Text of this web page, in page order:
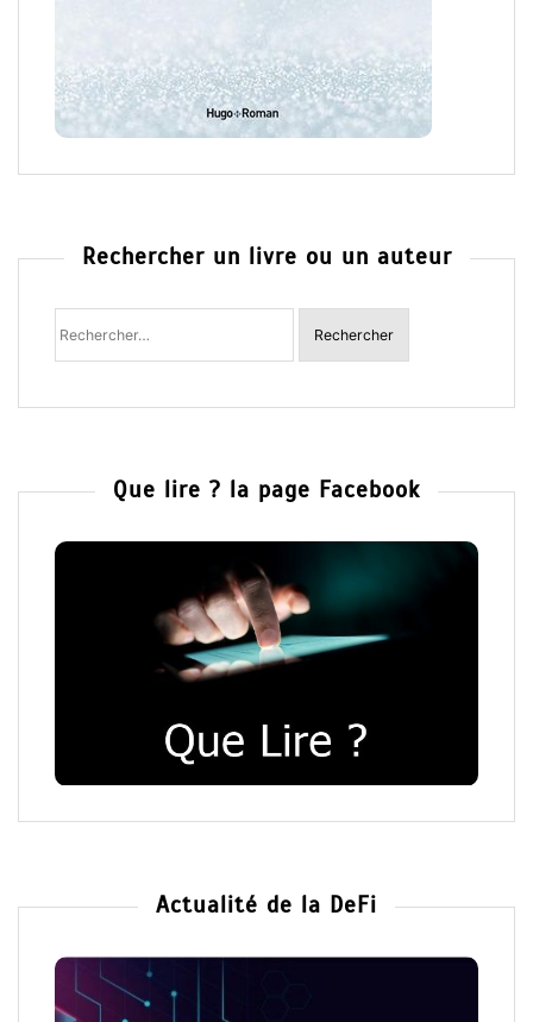
Rechercher un livre ou un auteur
Rechercher
Que lire ? la page Facebook
Actualité de la DeFi